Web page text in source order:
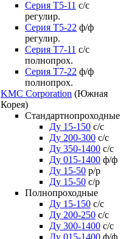
Серия Т5-11 с/с
регулир.
Серия Т5-22 ф/ф
регулир.
Серия Т7-11 с/с
полнопрох.
Серия Т7-22 ф/ф
полнопрох.
KMC Corporation (Южная
Корея)
Стандартнопроходные
Ду 15-150 с/с
Ду 200-300 с/с
Ду 350-1400 с/с
Ду 015-1400 ф/ф
Ду 15-50 р/р
Ду 15-50 с/р
Полнопроходные
Ду 15-150 с/с
Ду 200-250 с/с
Ду 300-1400 с/с
Ду 015-1400 ф/ф